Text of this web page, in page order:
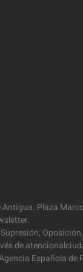
Plaza
de
Española de